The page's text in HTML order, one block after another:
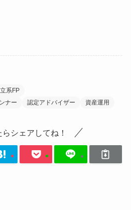
系FP
ナー
認定アドバイザー 資産運用
シェアしてね！